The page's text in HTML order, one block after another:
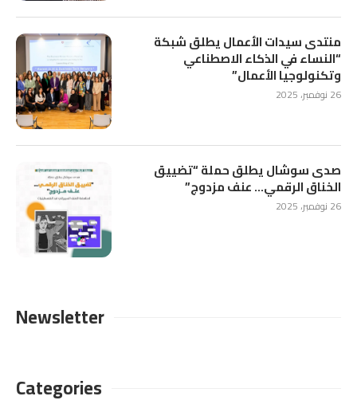
منتدى سيدات الأعمال يطلق شبكة
“النساء في الذكاء الاصطناعي
وتكنولوجيا الأعمال”
26 نوفمبر، 2025
صدى سوشال يطلق حملة “تضييق
الخناق الرقمي… عنف مزدوج”
26 نوفمبر، 2025
Newsletter
Categories